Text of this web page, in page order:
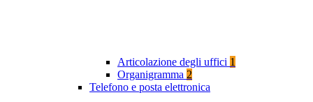
Articolazione degli uffici 1
Organigramma 2
Telefono e posta elettronica